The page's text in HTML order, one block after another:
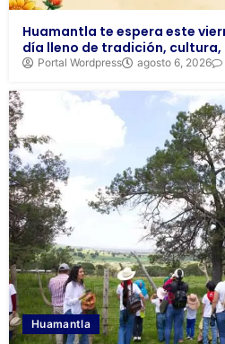
Huamantla te espera este
día lleno de tradición,
Portal Wordpress agosto 6, 2026
Huamantla